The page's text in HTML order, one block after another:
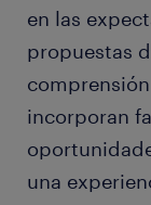
en las
propuestas
incorporan
una